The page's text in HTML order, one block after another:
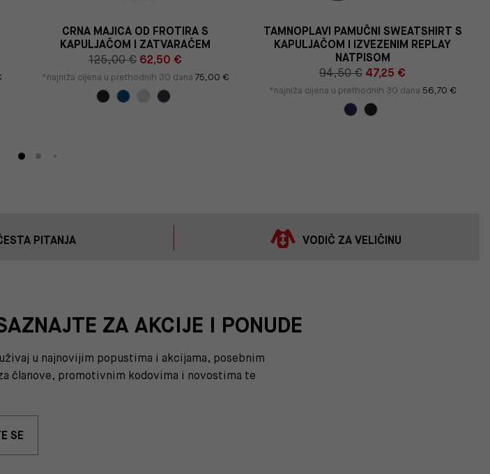
CRNA MAJICA OD FROTIRA S
KAPULJAČOM I ZATVARAČEM
125,00 € 62,50 €
*najniža cijena u prethodnih 30 dana 75,00 €
TAMNOPLAVI PAMUČNI SWEATSHIRT S
KAPULJAČOM I IZVEZENIM REPLAY
NATPISOM
94,50 € 47,25 €
*najniža cijena u prethodnih 30 dana 56,70 €
PITANJA VODIČ ZA VELIČINU
ZA AKCIJE I PONUDE
u najnovijim popustima i akcijama, posebnim
članove, promotivnim kodovima i novostima te
SE